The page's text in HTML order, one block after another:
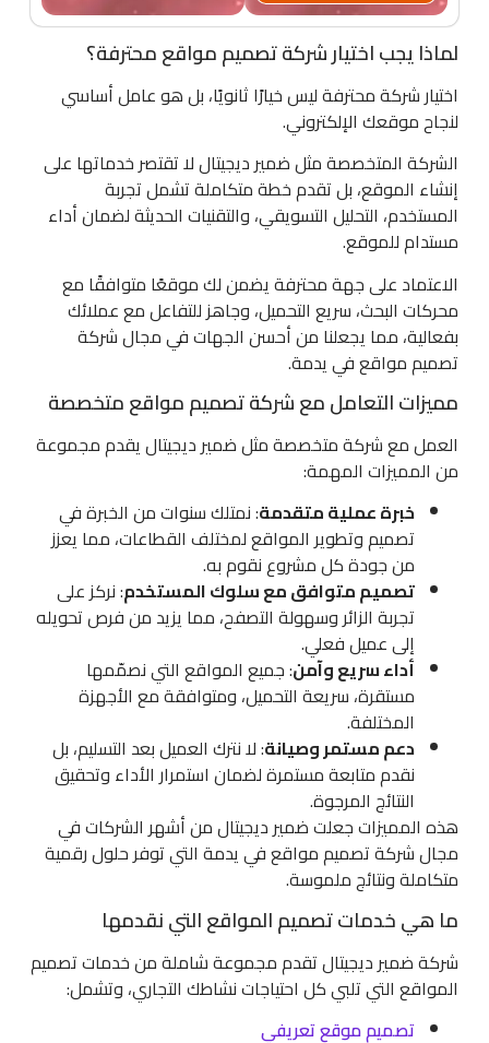
لماذا يجب اختيار شركة تصميم مواقع محترفة؟
اختيار شركة محترفة ليس خيارًا ثانويًا، بل هو عامل أساسي
لنجاح موقعك الإلكتروني.
الشركة المتخصصة مثل ضمير ديجيتال لا تقتصر خدماتها على
إنشاء الموقع، بل تقدم خطة متكاملة تشمل تجربة
المستخدم، التحليل التسويقي، والتقنيات الحديثة لضمان أداء
مستدام للموقع.
الاعتماد على جهة محترفة يضمن لك موقعًا متوافقًا مع
محركات البحث، سريع التحميل، وجاهز للتفاعل مع عملائك
بفعالية، مما يجعلنا من أحسن الجهات في مجال شركة
تصميم مواقع في يدمة.
مميزات التعامل مع شركة تصميم مواقع متخصصة
العمل مع شركة متخصصة مثل ضمير ديجيتال يقدم مجموعة
من المميزات المهمة:
خبرة عملية متقدمة: نمتلك سنوات من الخبرة في
تصميم وتطوير المواقع لمختلف القطاعات، مما يعزز
من جودة كل مشروع نقوم به.
تصميم متوافق مع سلوك المستخدم: نركز على
تجربة الزائر وسهولة التصفح، مما يزيد من فرص تحويله
إلى عميل فعلي.
أداء سريع وآمن: جميع المواقع التي نصمّمها
مستقرة، سريعة التحميل، ومتوافقة مع الأجهزة
المختلفة.
دعم مستمر وصيانة: لا نترك العميل بعد التسليم، بل
نقدم متابعة مستمرة لضمان استمرار الأداء وتحقيق
النتائج المرجوة.
هذه المميزات جعلت ضمير ديجيتال من أشهر الشركات في
مجال شركة تصميم مواقع في يدمة التي توفر حلول رقمية
متكاملة ونتائج ملموسة.
ما هي خدمات تصميم المواقع التي نقدمها
شركة ضمير ديجيتال تقدم مجموعة شاملة من خدمات تصميم
المواقع التي تلبي كل احتياجات نشاطك التجاري، وتشمل:
تصميم موقع تعريفي